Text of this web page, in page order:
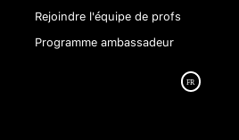
Rejoindre l'équipe de profs
Programme ambassadeur